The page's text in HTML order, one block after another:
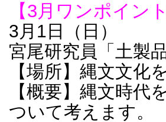
【3月ワンポイン
3月1日（日）
宮尾研究員「土製品
【場所】縄文文化
【概要】縄文時代
ついて考えます。